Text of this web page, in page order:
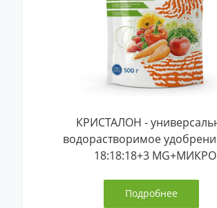
КРИСТАЛОН -
водорастворимое
18:18:18+3 MG+МИКРО
Подробнее